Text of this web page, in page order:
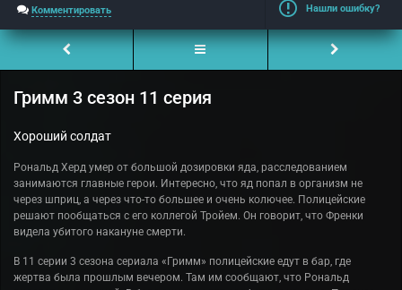
Комментировать Нашли ошибку?
Гримм 3 сезон 11 серия
Хороший солдат
Рональд Херд умер от большой дозировки яда, расследованием
занимаются главные герои. Интересно, что яд попал в организм не
через шприц, а через что-то большее и очень колючее. Полицейские
решают пообщаться с его коллегой Тройем. Он говорит, что Френки
видела убитого накануне смерти.
В 11 серии 3 сезона сериала «Гримм» полицейские едут в бар, где
жертва была прошлым вечером. Там им сообщают, что Рональд